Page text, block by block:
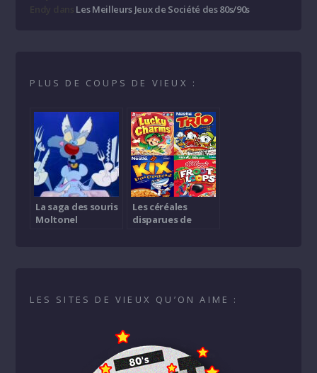
Les Meilleurs Jeux de Société des 80s/90s
PLUS DE COUPS DE VIEUX :
La saga des souris
Moltonel
Les céréales
disparues de
LES SITES DE VIEUX QU’ON AIME :